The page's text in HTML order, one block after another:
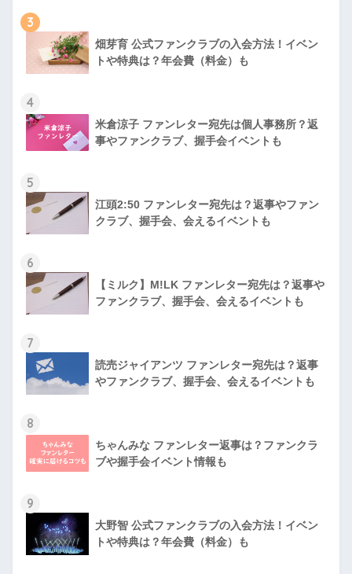
3
畑芽育 公式ファンクラブの入会方法！イベン
トや特典は？年会費（料金）も
4
米倉涼子 ファンレター宛先は個人事務所？返
事やファンクラブ、握手会イベントも
5
江頭2:50 ファンレター宛先は？返事やファン
クラブ、握手会、会えるイベントも
6
【ミルク】M!LK ファンレター宛先は？返事や
ファンクラブ、握手会、会えるイベントも
7
読売ジャイアンツ ファンレター宛先は？返事
やファンクラブ、握手会、会えるイベントも
8
ちゃんみな ファンレター返事は？ファンクラ
ブや握手会イベント情報も
9
大野智 公式ファンクラブの入会方法！イベン
トや特典は？年会費（料金）も